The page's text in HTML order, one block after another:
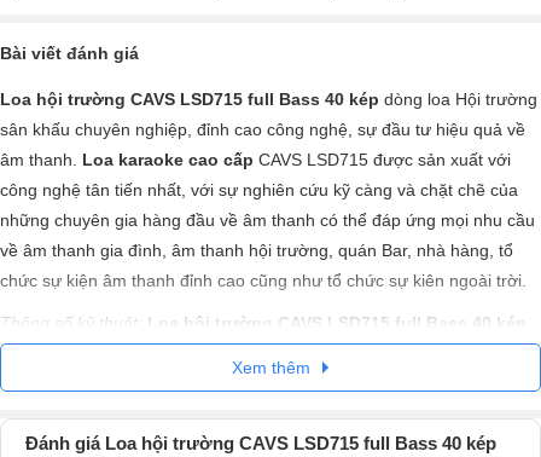
Bài viết đánh giá
Loa hội trường CAVS LSD715 full Bass 40 kép dòng loa Hội trường
sân khấu chuyên nghiệp, đỉnh cao công nghệ, sự đầu tư hiệu quả về
âm thanh. Loa karaoke cao cấp CAVS LSD715 được sản xuất với
công nghệ tân tiến nhất, với sự nghiên cứu kỹ càng và chặt chẽ của
những chuyên gia hàng đầu về âm thanh có thể đáp ứng mọi nhu cầu
về âm thanh gia đình, âm thanh hội trường, quán Bar, nhà hàng, tổ
chức sự kiện âm thanh đỉnh cao cũng như tổ chức sự kiên ngoài trời.
Thông số kỹ thuật: Loa hội trường CAVS LSD715 full Bass 40 kép
Hệ thống: bass-reflex, 2 đường 3 loa
Loa trầm: 2 loa đường kính 40cm
Công suất (Continuous/Program/Peak): 1400W/2800W/5600W
Xem thêm
Đánh giá Loa hội trường CAVS LSD715 full Bass 40 kép